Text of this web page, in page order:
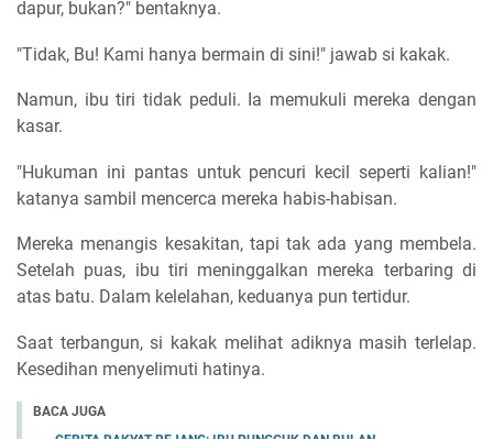
dapur, bukan?" bentaknya.
"Tidak, Bu! Kami hanya bermain di sini!" jawab si kakak.
Namun, ibu tiri tidak peduli. Ia memukuli mereka dengan
kasar.
"Hukuman ini pantas untuk pencuri kecil seperti kalian!"
katanya sambil mencerca mereka habis-habisan.
Mereka menangis kesakitan, tapi tak ada yang membela.
Setelah puas, ibu tiri meninggalkan mereka terbaring di
atas batu. Dalam kelelahan, keduanya pun tertidur.
Saat terbangun, si kakak melihat adiknya masih terlelap.
Kesedihan menyelimuti hatinya.
BACA JUGA